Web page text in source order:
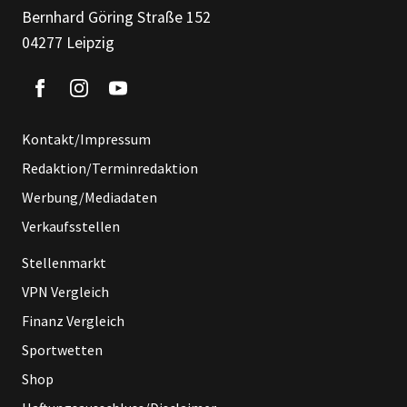
Bernhard Göring Straße 152
04277 Leipzig
Kontakt/Impressum
Redaktion/Terminredaktion
Werbung/Mediadaten
Verkaufsstellen
Stellenmarkt
VPN Vergleich
Finanz Vergleich
Sportwetten
Shop